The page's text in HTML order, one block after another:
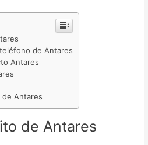
de Antares
Antares
Antares
de Antares